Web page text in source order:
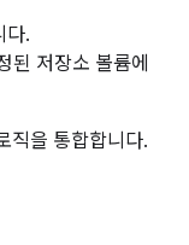
다.
된 저장소 볼륨에
직을 통합합니다.